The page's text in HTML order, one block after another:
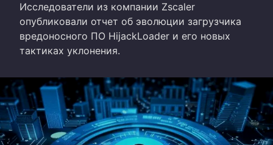
Исследователи из компании Zscaler
опубликовали отчет об эволюции загрузчика
вредоносного ПО HijackLoader и его новых
тактиках уклонения.